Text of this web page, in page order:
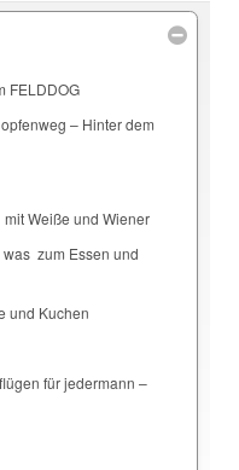
FELDDOG
– Hinter dem
Weiße und Wiener
zum Essen und
und Kuchen
für jedermann –